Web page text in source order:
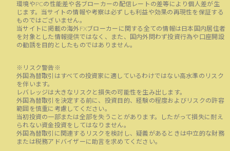
環境やPCの性能差や各ブローカーの配信レートの差等により個人差が生
じます。当サイトの情報や考察は必ずしも利益や効果の再現性を保証する
ものではございません。
当サイトに掲載の海外FXブローカーに関する全ての情報は日本国内居住者
を対象とした情報提供ではなく、また、国内外問わず投資行為や口座開設
の勧誘を目的としたものではありません。
※リスク警告※
外国為替取引はすべての投資家に適しているわけではない高水準のリスク
を伴います。
レバレッジは大きなリスクと損失の可能性を生み出します。
外国為替取引を決定する前に、投資目的、経験の程度およびリスクの許容
範囲を慎重に考慮してください。
当初投資の一部または全部を失うことがあります。したがって損失に耐え
られない資金投資をしてはなりません。
外国為替取引に関連するリスクを検討し、疑義があるときは中立的な財務
または税務アドバイザーに助言を求めてください。